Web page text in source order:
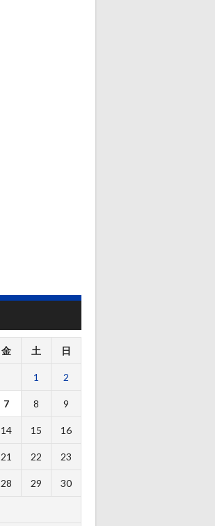
金 土 日
1 2
7 8 9
14 15 16
21 22 23
28 29 30